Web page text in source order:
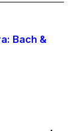
Bach &